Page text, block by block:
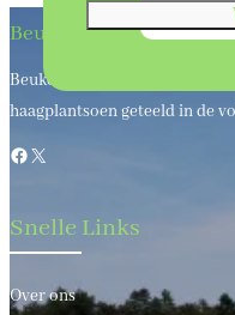
Beukenhaagkwekerij
Beukenhaagkwekerij al meer
haagplantsoen geteeld in de
Facebook
X
Snelle Links
Over ons